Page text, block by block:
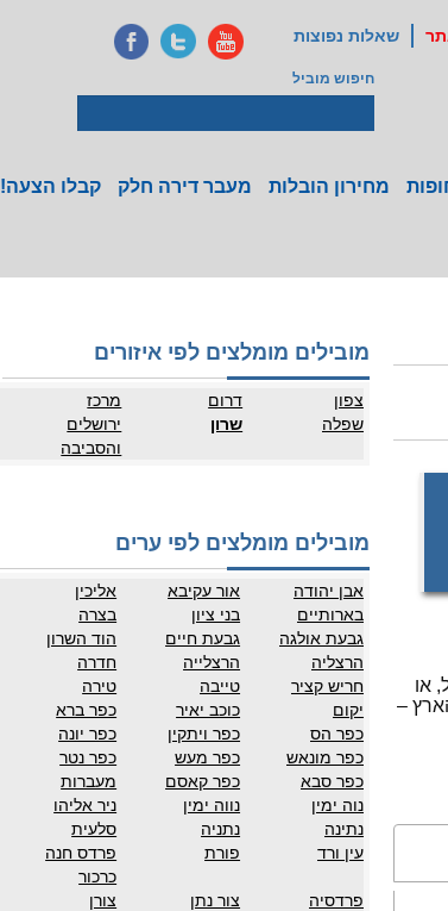
שאלות נפוצות
חיפוש מוביל
מחירון הובלות מעבר דירה חלק קבלו הצעה!
או
–
מובילים מומלצים לפי איזורים
צפון דרום
מרכז
שפלה
שרון
ירושלים
והסביבה
מובילים מומלצים לפי ערים
אבן יהודה אור עקיבא
אליכין
בארותיים
בני ציון
בצרה
גבעת אולגה
גבעת חיים
הוד השרון
הרצליה
הרצלייה
חדרה
חריש קציר
טייבה
טירה
יקום
כוכב יאיר
כפר ברא
כפר הס
כפר ויתקין
כפר יונה
כפר מונאש
כפר מעש
כפר נטר
כפר סבא
כפר קאסם
מעברות
נוה ימין
נווה ימין
ניר אליהו
נתינה
נתניה
סלעית
עין ורד
פורת
פרדס חנה
כרכור
פרדסיה
צור נתן
צורן